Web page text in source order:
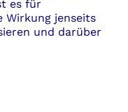
es für
Wirkung jenseits
und darüber